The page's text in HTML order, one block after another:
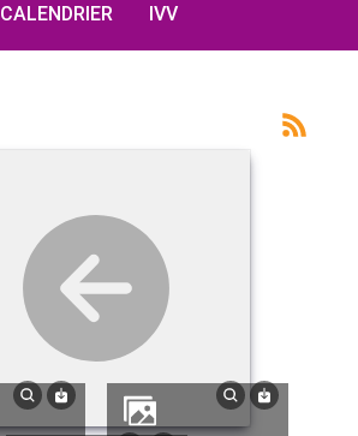
CALENDRIER IVV